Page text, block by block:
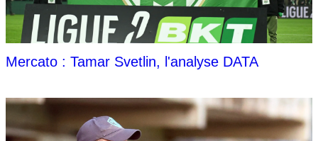
Mercato : Tamar Svetlin, l'analyse DATA